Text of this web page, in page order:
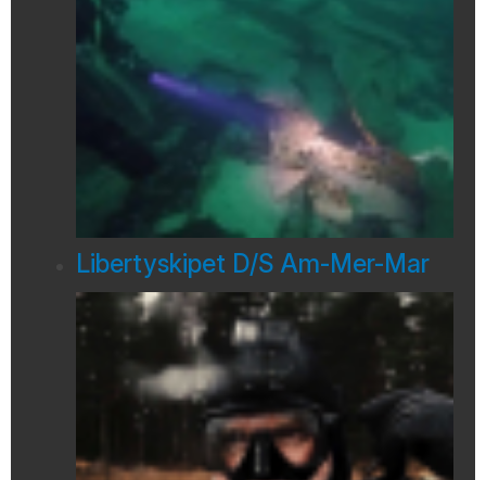
Libertyskipet D/S Am-Mer-Mar